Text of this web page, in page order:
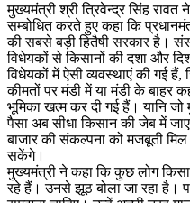
मुख्यमंत्री श्री त्रिवेन्द्र सिंह रावत
सम्बोधित करते हुए कहा कि
की सबसे बड़ी हितैषी सरकार है।
विधेयकों से किसानों की दशा और
विधेयकों में ऐसी व्यवस्थाएं की गई
कीमतों पर मंडी में या मंडी के बाहर
भूमिका खत्म कर दी गई हैं। यानि
पैसा अब सीधा किसान की जेब में
बाजार की संकल्पना को मजबूती
सकेंगे।
मुख्यमंत्री ने कहा कि कुछ लोग
रहे हैं। उनसे झूठ बोला जा रहा है।